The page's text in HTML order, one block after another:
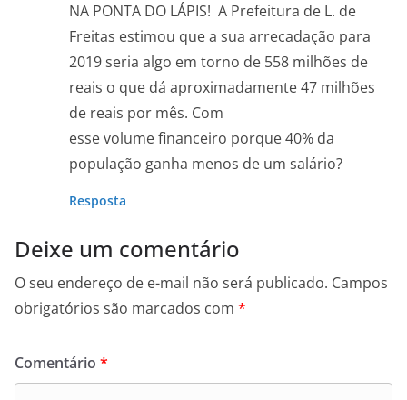
NA PONTA DO LÁPIS! A Prefeitura de L. de
Freitas estimou que a sua arrecadação para
2019 seria algo em torno de 558 milhões de
reais o que dá aproximadamente 47 milhões
de reais por mês. Com
esse volume financeiro porque 40% da
população ganha menos de um salário?
Resposta
Deixe um comentário
O seu endereço de e-mail não será publicado. Campos
obrigatórios são marcados com *
Comentário *